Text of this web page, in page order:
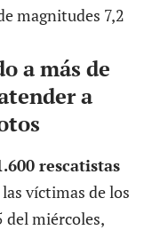
magnitudes 7,2
a más de
a
rescatistas
víctimas de los
del miércoles,